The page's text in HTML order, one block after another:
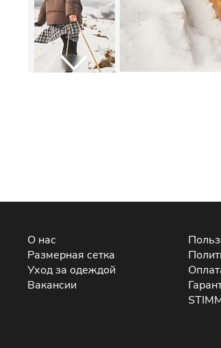
О нас
Размерная сетка
Уход за одеждой
Вакансии